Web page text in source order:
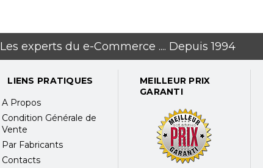
Les experts du e-Commerce .... Depuis 1994
LIENS PRATIQUES
A Propos
Condition Générale de
Vente
Par Fabricants
Contacts
MEILLEUR PRIX
GARANTI